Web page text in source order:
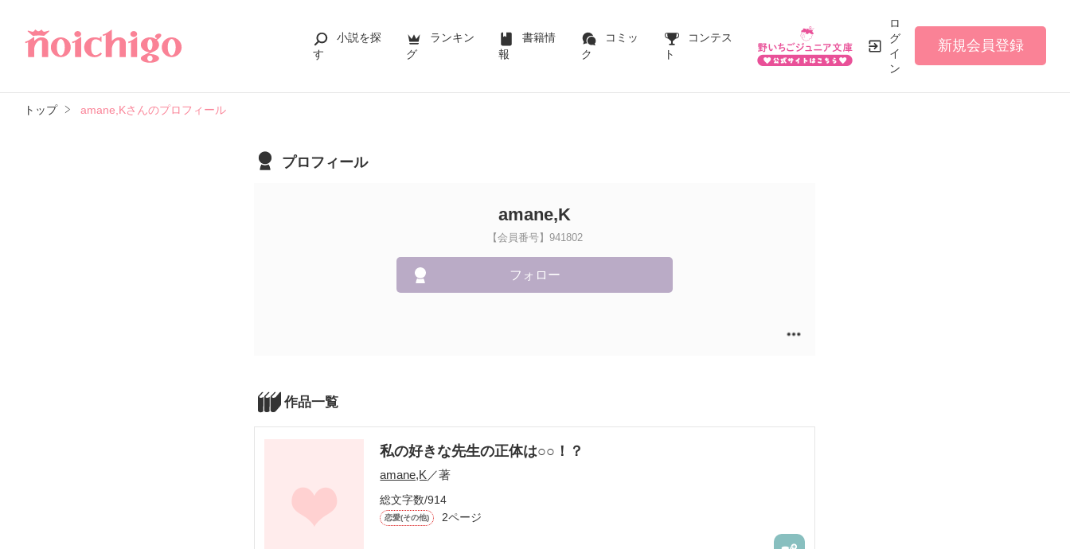
小説を探
す
ランキン
グ
書籍情
報
コミッ
ク
コンテス
ト
ロ
グ
イ
ン
新規会員登録
トップ amane,Kさんのプロフィール
プロフィール
amane,K
【会員番号】941802
フォロー
作品一覧
私の好きな先生の正体は○○！？
amane,K／著
総文字数/914
恋愛(その他) 2ページ